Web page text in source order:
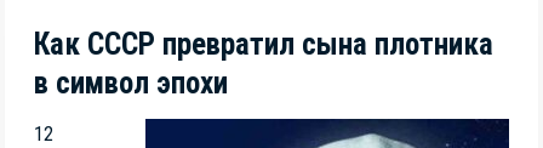
Как СССР превратил сына плотника
в символ эпохи
12